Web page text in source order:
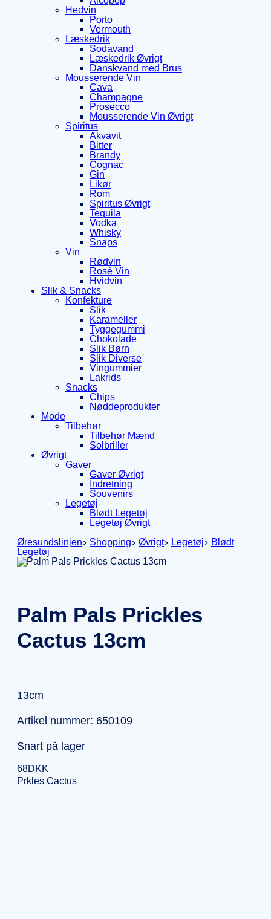
Hedvin
Porto
Vermouth
Læskedrik
Sodavand
Læskedrik Øvrigt
Danskvand med Brus
Mousserende Vin
Cava
Champagne
Prosecco
Mousserende Vin Øvrigt
Spiritus
Akvavit
Bitter
Brandy
Cognac
Gin
Likør
Rom
Spiritus Øvrigt
Tequila
Vodka
Whisky
Snaps
Vin
Rødvin
Rosé Vin
Hvidvin
Slik & Snacks
Konfekture
Slik
Karameller
Tyggegummi
Chokolade
Slik Børn
Slik Diverse
Vingummier
Lakrids
Snacks
Chips
Nøddeprodukter
Mode
Tilbehør
Tilbehør Mænd
Solbriller
Øvrigt
Gaver
Gaver Øvrigt
Indretning
Souvenirs
Legetøj
Blødt Legetøj
Legetøj Øvrigt
Øresundslinjen
Shopping Øvrigt Legetøj
Blødt
Legetøj
Palm Pals Prickles
Cactus 13cm
13cm
Artikel nummer: 650109
Snart på lager
68DKK
Prkles Cactus